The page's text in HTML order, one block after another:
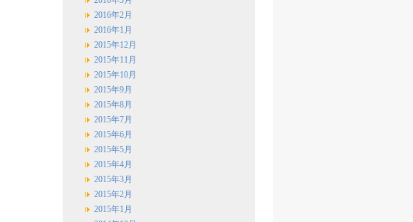
2016年2月
2016年1月
2015年12月
2015年11月
2015年10月
2015年9月
2015年8月
2015年7月
2015年6月
2015年5月
2015年4月
2015年3月
2015年2月
2015年1月